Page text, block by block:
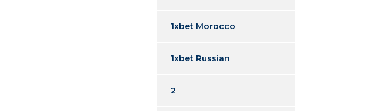
1xbet Morocco
1xbet Russian
2